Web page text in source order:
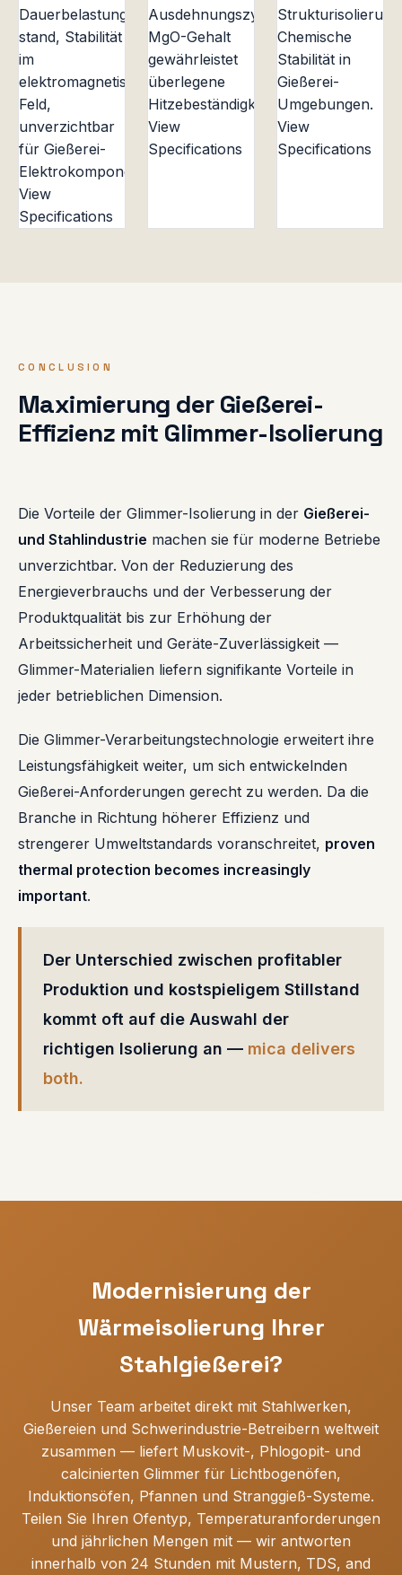
Dauerbelastung
stand, Stabilität
im
elektromagnetischen
Feld,
unverzichtbar
für Gießerei-
Elektrokomponenten.
View
Specifications
Ausdehnungszyklen,
MgO-Gehalt
gewährleistet
überlegene
Hitzebeständigkeit.
View
Specifications
Chemische
Stabilität in
Gießerei-
Umgebungen.
View
Specifications
CONCLUSION
Maximierung der Gießerei-
Effizienz mit Glimmer-Isolierung
Die Vorteile der Glimmer-Isolierung in der Gießerei-
und Stahlindustrie machen sie für moderne Betriebe
unverzichtbar. Von der Reduzierung des
Energieverbrauchs und der Verbesserung der
Produktqualität bis zur Erhöhung der
Arbeitssicherheit und Geräte-Zuverlässigkeit —
Glimmer-Materialien liefern signifikante Vorteile in
jeder betrieblichen Dimension.
Die Glimmer-Verarbeitungstechnologie erweitert ihre
Leistungsfähigkeit weiter, um sich entwickelnden
Gießerei-Anforderungen gerecht zu werden. Da die
Branche in Richtung höherer Effizienz und
strengerer Umweltstandards voranschreitet, proven
thermal protection becomes increasingly
important.
Der Unterschied zwischen profitabler
Produktion und kostspieligem Stillstand
kommt oft auf die Auswahl der
richtigen Isolierung an — mica delivers
both.
Modernisierung der
Wärmeisolierung Ihrer
Stahlgießerei?
Unser Team arbeitet direkt mit Stahlwerken,
Gießereien und Schwerindustrie-Betreibern weltweit
zusammen — liefert Muskovit-, Phlogopit- und
calcinierten Glimmer für Lichtbogenöfen,
Induktionsöfen, Pfannen und Stranggieß-Systeme.
Teilen Sie Ihren Ofentyp, Temperaturanforderungen
und jährlichen Mengen mit — wir antworten
innerhalb von 24 Stunden mit Mustern, TDS, and